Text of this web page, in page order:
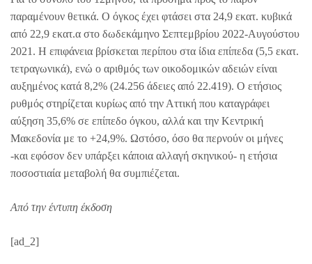
παραμένουν θετικά. Ο όγκος έχει φτάσει στα 24,9 εκατ. κυβικά
από 22,9 εκατ.α στο δωδεκάμηνο Σεπτεμβρίου 2022-Αυγούστου
2021. Η επιφάνεια βρίσκεται περίπου στα ίδια επίπεδα (5,5 εκατ.
τετραγωνικά), ενώ ο αριθμός των οικοδομικών αδειών είναι
αυξημένος κατά 8,2% (24.256 άδειες από 22.419). Ο ετήσιος
ρυθμός στηρίζεται κυρίως από την Αττική που καταγράφει
αύξηση 35,6% σε επίπεδο όγκου, αλλά και την Κεντρική
Μακεδονία με το +24,9%. Ωστόσο, όσο θα περνούν οι μήνες
-και εφόσον δεν υπάρξει κάποια αλλαγή σκηνικού- η ετήσια
ποσοστιαία μεταβολή θα συμπιέζεται.
Από την έντυπη έκδοση
[ad_2]